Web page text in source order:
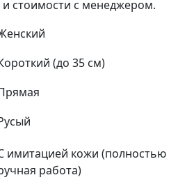
и стоимости с менеджером.
(до 35 см)
имитацией кожи (полностью
работа)